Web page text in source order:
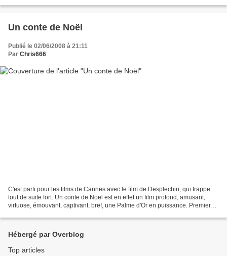
Un conte de Noël
Publié le 02/06/2008 à 21:11
Par Chris666
C'est parti pour les films de Cannes avec le film de Desplechin, qui frappe
tout de suite fort. Un conte de Noel est en effet un film profond, amusant,
virtuose, émouvant, captivant, bref, une Palme d'Or en puissance. Premier
Hébergé par Overblog
Top articles